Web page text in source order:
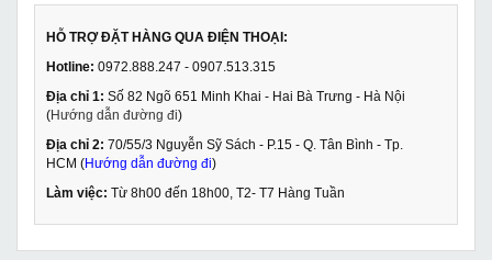
HỖ TRỢ ĐẶT HÀNG QUA ĐIỆN THOẠI:
Hotline: 0972.888.247 - 0907.513.315
Địa chỉ 1: Số 82 Ngõ 651 Minh Khai - Hai Bà Trưng - Hà Nội
(Hướng dẫn đường đi)
Địa chỉ 2: 70/55/3 Nguyễn Sỹ Sách - P.15 - Q. Tân Bình - Tp.
HCM (Hướng dẫn đường đi)
Làm việc: Từ 8h00 đến 18h00, T2- T7 Hàng Tuần